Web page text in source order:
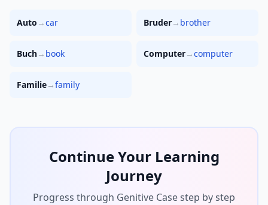
Auto →car Bruder→ brother
Buch→ book Computer→computer
Familie→family
Continue Your Learning
Journey
Progress through Genitive Case step by step